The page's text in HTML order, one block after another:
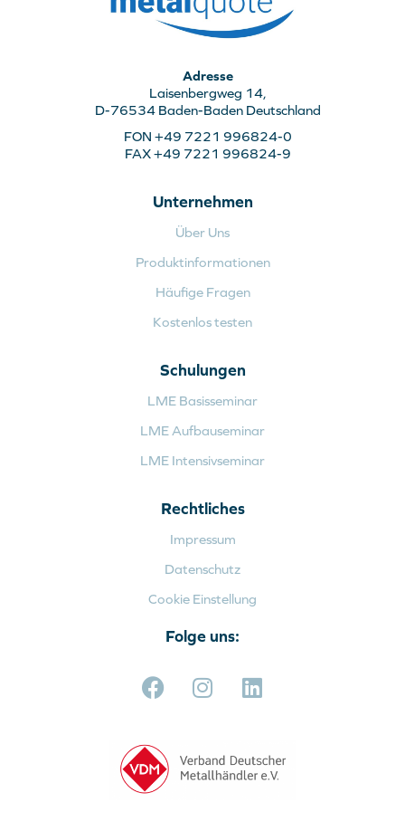
Adresse
Laisenbergweg 14,
D-76534 Baden-Baden Deutschland
FON +49 7221 996824-0
FAX +49 7221 996824-9
Unternehmen
Über Uns
Produktinformationen
Häufige Fragen
Kostenlos testen
Schulungen
LME Basisseminar
LME Aufbauseminar
LME Intensivseminar
Rechtliches
Impressum
Datenschutz
Cookie Einstellung
Folge uns: